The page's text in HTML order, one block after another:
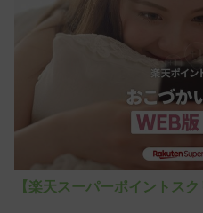
【楽天スーパーポイントス